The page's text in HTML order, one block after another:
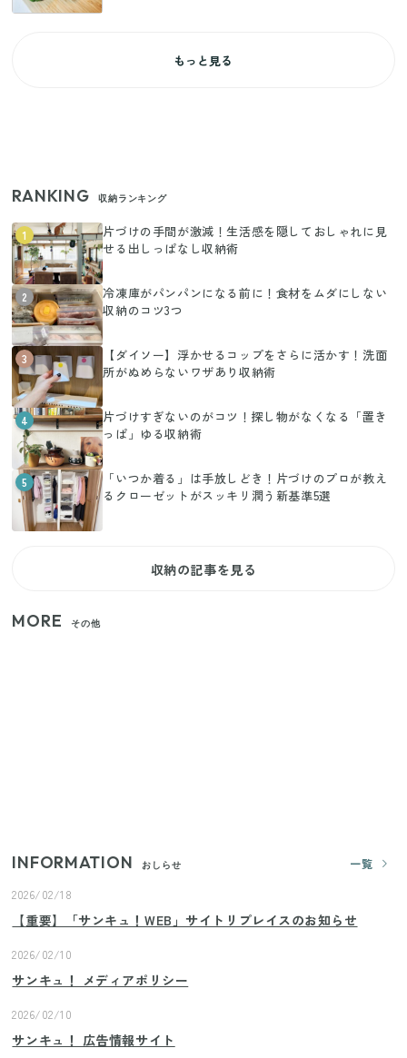
もっと見る
RANKING 収納ランキング
1
片づけの手間が激減！生活感を隠しておしゃれに見
せる出しっぱなし収納術
2
冷凍庫がパンパンになる前に！食材をムダにしない
収納のコツ3つ
3
【ダイソー】浮かせるコップをさらに活かす！洗面
所がぬめらないワザあり収納術
4
片づけすぎないのがコツ！探し物がなくなる「置き
っぱ」ゆる収納術
5
「いつか着る」は手放しどき！片づけのプロが教え
るクローゼットがスッキリ潤う新基準5選
収納の記事を見る
MORE その他
INFORMATION おしらせ
一覧
2026/02/18
【重要】「サンキュ！WEB」サイトリプレイスのお知らせ
2026/02/10
サンキュ！ メディアポリシー
2026/02/10
サンキュ！ 広告情報サイト